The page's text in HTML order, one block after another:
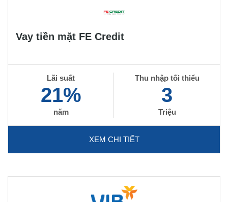
Vay tiền mặt FE Credit
Lãi suất
21%
năm
Thu nhập tối thiểu
3
Triệu
XEM CHI TIẾT